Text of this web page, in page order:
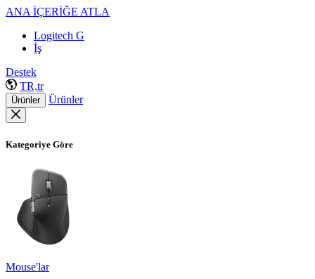
ANA İÇERİĞE ATLA
Logitech G
İş
Destek
TR,tr
Ürünler Ürünler
Kategoriye Göre
Mouse'lar